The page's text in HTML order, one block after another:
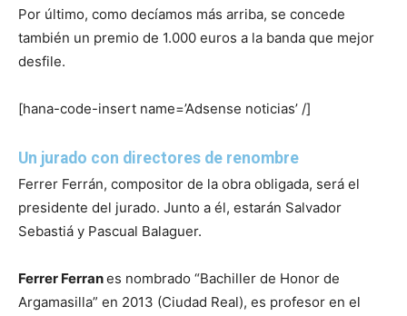
Por último, como decíamos más arriba, se concede
también un premio de 1.000 euros a la banda que mejor
desfile.
[hana-code-insert name=’Adsense noticias’ /]
Un jurado con directores de renombre
Ferrer Ferrán, compositor de la obra obligada, será el
presidente del jurado. Junto a él, estarán Salvador
Sebastiá y Pascual Balaguer.
Ferrer Ferranes nombrado “Bachiller de Honor de
Argamasilla” en 2013 (Ciudad Real), es profesor en el